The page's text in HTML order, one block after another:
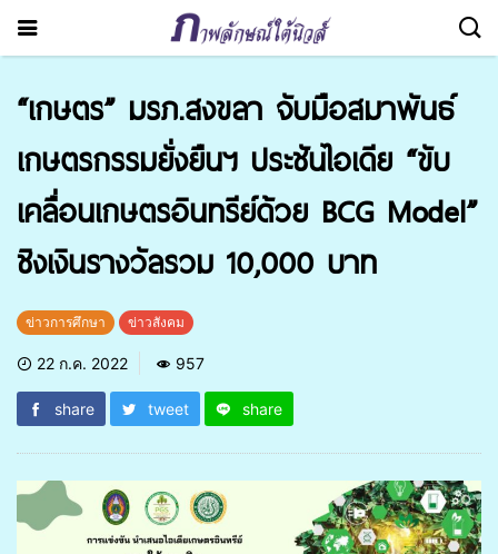
“เกษตร” มรภ.สงขลา จับมือสมาพันธ์
เกษตรกรรมยั่งยืนฯ ประชันไอเดีย “ขับ
เคลื่อนเกษตรอินทรีย์ด้วย BCG Model”
ชิงเงินรางวัลรวม 10,000 บาท
ข่าวการศึกษา ข่าวสังคม
22 ก.ค. 2022 957
share tweet share